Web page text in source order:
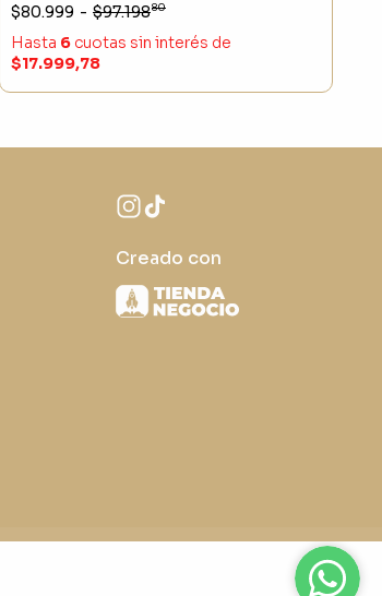
$80.999 - $97.19880
Hasta 6 cuotas sin interés de
$17.999,78
Creado con